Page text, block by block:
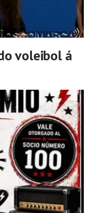
voleibol á